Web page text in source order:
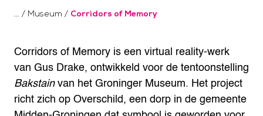
/ Museum / Corridors of Memory
Corridors of Memory is een virtual reality-werk
van Gus Drake, ontwikkeld voor de tentoonstelling
Bakstainvan het Groninger Museum. Het project
richt zich op Overschild, een dorp in de gemeente